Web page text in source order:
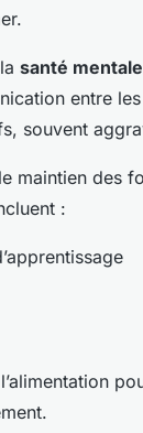
santé mentale
entre
souvent
maintien des
: